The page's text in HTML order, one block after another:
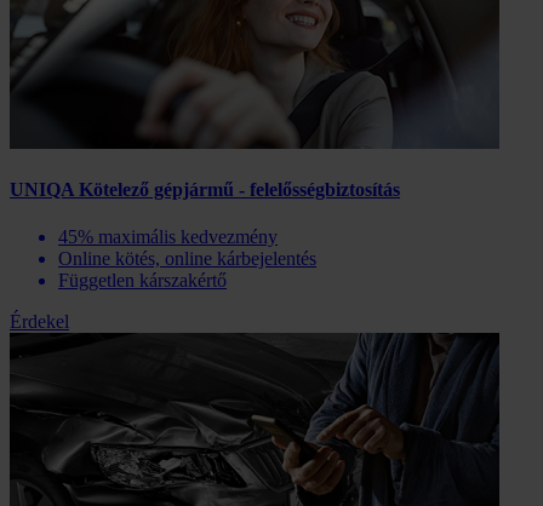
UNIQA Kötelező gépjármű - felelősségbiztosítás
45% maximális kedvezmény
Online kötés, online kárbejelentés
Független kárszakértő
Érdekel